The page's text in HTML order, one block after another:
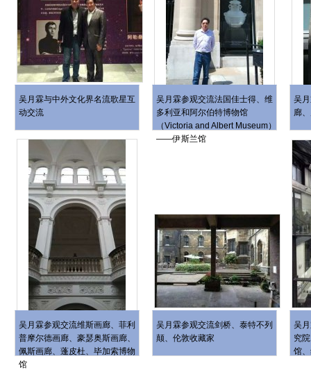
吴月霖与中外文化界名流歌星互
动交流
吴月霖参观交流法国佳士得、维
多利亚和阿尔伯特博物馆
（Victoria and Albert Museum）
——伊斯兰馆
吴
廊
吴月霖参观交流维斯画廊、菲利
普摩尔德画廊、豪瑟奥斯画廊、
佩斯画廊、蓬皮杜、毕加索博物
馆
吴月霖参观交流剑桥、泰特不列
颠、伦敦收藏家
吴
究
馆